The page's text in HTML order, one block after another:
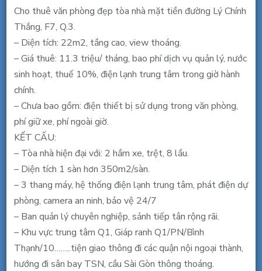
thuê
phòng
MT
Lý
Thắng,
gần
22m2,
11.3
tr/th
bao
thuế
phí
điện
lạnh.
Cho thuê văn phòng đẹp tòa nhà mặt tiền đường Lý Chính
Thắng, F7, Q.3.
– Diện tích: 22m2, tầng cao, view thoáng.
– Giá thuê: 11.3 triệu/ tháng, bao phí dịch vụ quản lý, nước
sinh hoạt, thuế 10%, điện lạnh trung tâm trong giờ hành
chính.
– Chưa bao gồm: điện thiết bị sử dụng trong văn phòng,
phí giữ xe, phí ngoài giờ.
KẾT CẤU:
– Tòa nhà hiện đại với: 2 hầm xe, trệt, 8 lầu.
– Diện tích 1 sàn hơn 350m2/sàn.
– 3 thang máy, hệ thống điện lạnh trung tâm, phát điện dự
phòng, camera an ninh, bảo vệ 24/7
– Ban quản lý chuyên nghiệp, sảnh tiếp tân rộng rãi.
– Khu vực trung tâm Q1, Giáp ranh Q1/PN/Bình
Thạnh/10……..tiện giao thông đi các quận nội ngoại thành,
hướng đi sân bay TSN, cầu Sài Gòn thông thoáng.